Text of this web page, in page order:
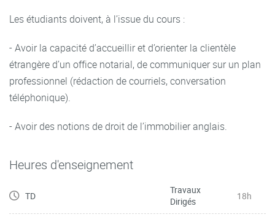
Les étudiants doivent, à l’issue du cours :
- Avoir la capacité d’accueillir et d’orienter la clientèle
étrangère d’un office notarial, de communiquer sur un plan
professionnel (rédaction de courriels, conversation
téléphonique).
- Avoir des notions de droit de l’immobilier anglais.
Heures d'enseignement
TD
Travaux
Dirigés
18h